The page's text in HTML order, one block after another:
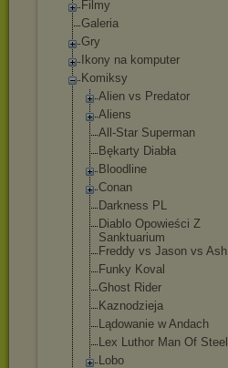
Filmy
Galeria
Gry
Ikony na komputer
Komiksy
Alien vs Predator
Aliens
All-Star Superman
Bękarty Diabła
Bloodline
Conan
Darkness PL
Diablo Opowieści Z
Sanktuarium
Freddy vs Jason vs Ash
Funky Koval
Ghost Rider
Kaznodzieja
Lądowanie w Andach
Lex Luthor Man Of Steel
Lobo